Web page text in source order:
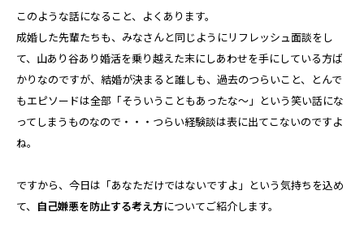
このような話になること、よくあります。
成婚した先輩たちも、みなさんと同じようにリフレッシュ面談をし
て、山あり谷あり婚活を乗り越えた末にしあわせを手にしている方ば
かりなのですが、結婚が決まると誰しも、過去のつらいこと、とんで
もエピソードは全部「そういうこともあったな～」という笑い話にな
ってしまうものなので・・・つらい経験談は表に出てこないのですよ
ね。
ですから、今日は「あなただけではないですよ」という気持ちを込め
て、 自己嫌悪を防止する考え方についてご紹介します。